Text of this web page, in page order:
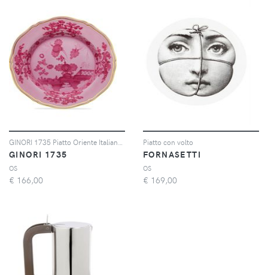
GINORI 1735
OS
€ 166,00
Piatto con volto
FORNASETTI
OS
€ 169,00